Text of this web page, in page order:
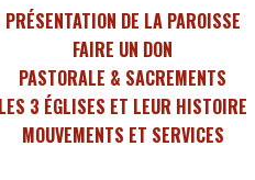
PRÉSENTATION DE LA PAROISSE
FAIRE UN DON
PASTORALE & SACREMENTS
3 ÉGLISES ET LEUR HISTOIRE
MOUVEMENTS ET SERVICES